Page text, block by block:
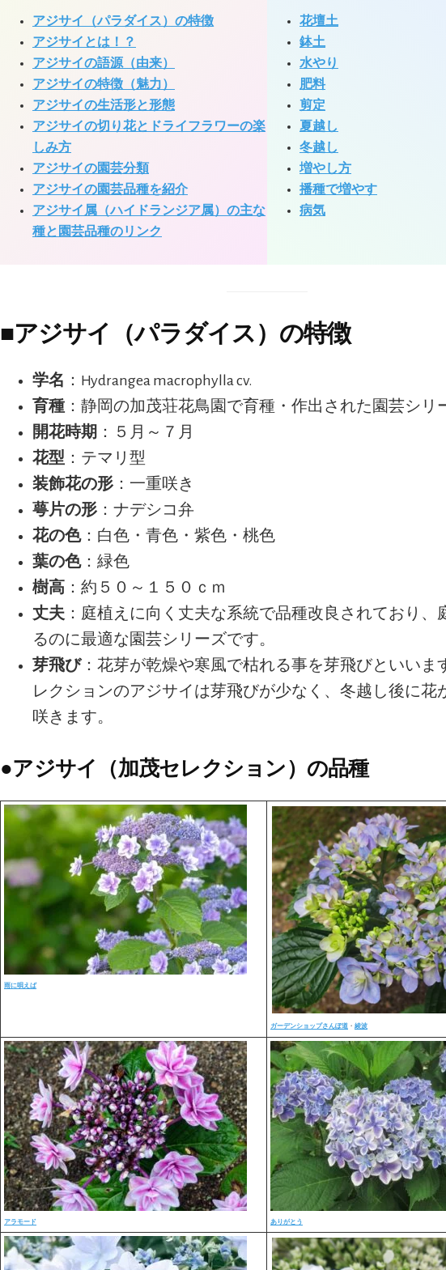
アジサイ（パラダイス）の特徴
アジサイとは！？
アジサイの語源（由来）
アジサイの特徴（魅力）
アジサイの生活形と形態
アジサイの切り花とドライフラワーの楽
しみ方
アジサイの園芸分類
アジサイの園芸品種を紹介
アジサイ属（ハイドランジア属）の主な
種と園芸品種のリンク
花壇土
鉢土
水やり
肥料
剪定
夏越し
冬越し
増やし方
播種で増やす
病気
■アジサイ（パラダイス）の特徴
学名 ：Hydrangea macrophylla cv.
育種 ：静岡の加茂荘花鳥園で育種・作出された園芸シリ
開花時期 ：５月～７月
花型 ：テマリ型
装飾花の形 ：一重咲き
萼片の形 ：ナデシコ弁
花の色：白色・青色・紫色・桃色
葉の色：緑色
樹高 ：約５０～１５０ｃｍ
丈夫 ：庭植えに向く丈夫な系統で品種改良されており、
るのに最適な園芸シリーズです。
芽飛び：花芽が乾燥や寒風で枯れる事を芽飛びといいま
レクションのアジサイは芽飛びが少なく、冬越し後に花
咲きます。
●アジサイ（加茂セレクション）の品種
雨に唄えば
ガーデンショップさんぽ道 ・ 綾波
アラモード ありがとう